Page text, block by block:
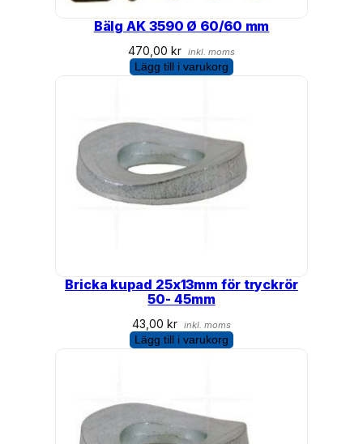
Bälg AK 3590 Ø 60/60 mm
470,00 kr inkl. moms
Lägg till i varukorg
Bricka kupad 25x13mm för tryckrör
50- 45mm
43,00 kr inkl. moms
Lägg till i varukorg